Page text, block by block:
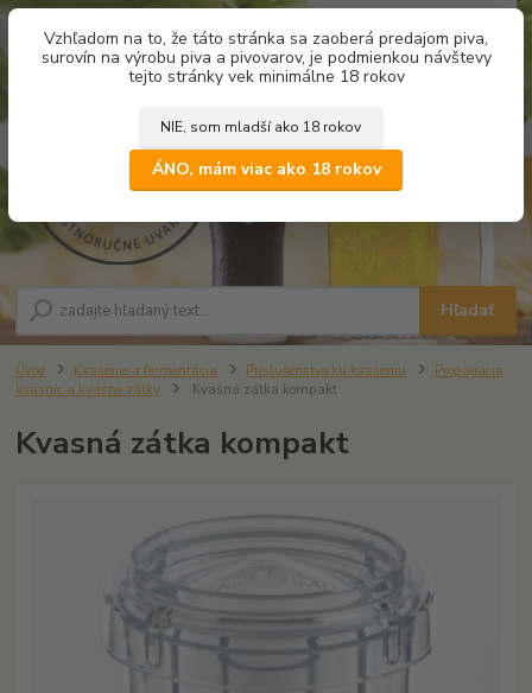
Vzhľadom na to, že táto stránka sa zaoberá predajom piva,
surovín na výrobu piva a pivovarov, je podmienkou návštevy
tejto stránky vek minimálne 18 rokov
NIE, som mladší ako 18 rokov
ÁNO, mám viac ako 18 rokov
Hľadať
za0,00 €
Úvod Kvasenie a fermentácia Príslušenstvo ku kvaseniu
Propagácia
kvasníc a kvasné zátky
Kvasná zátka kompakt
Kvasná zátka kompakt